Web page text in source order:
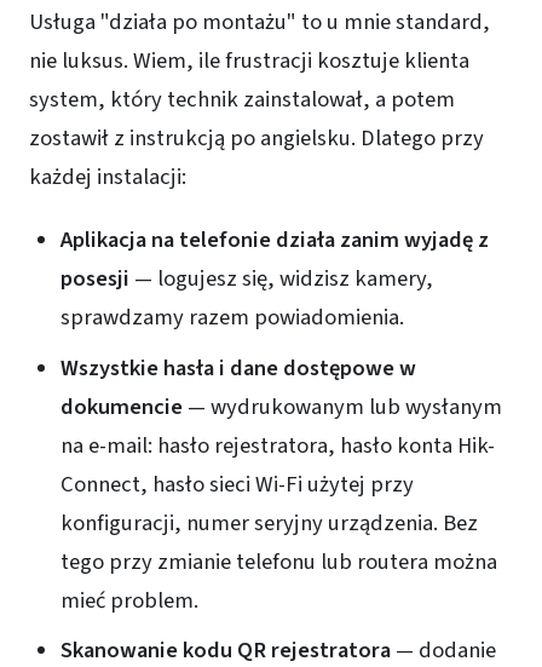
Usługa "działa po montażu" to u mnie standard,
nie luksus. Wiem, ile frustracji kosztuje klienta
system, który technik zainstalował, a potem
zostawił z instrukcją po angielsku. Dlatego przy
każdej instalacji:
Aplikacja na telefonie działa zanim wyjadę z
posesji — logujesz się, widzisz kamery,
sprawdzamy razem powiadomienia.
Wszystkie hasła i dane dostępowe w
dokumencie— wydrukowanym lub wysłanym
na e-mail: hasło rejestratora, hasło konta Hik-
Connect, hasło sieci Wi-Fi użytej przy
konfiguracji, numer seryjny urządzenia. Bez
tego przy zmianie telefonu lub routera można
mieć problem.
Skanowanie kodu QR rejestratora— dodanie